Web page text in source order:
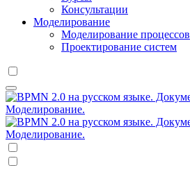
Консультации
Моделирование
Моделирование процессов
Проектирование систем